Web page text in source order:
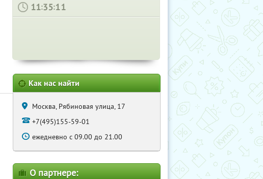
: :
Как нас найти
Москва, Рябиновая улица, 17
+7(495)155-59-01
ежедневно с 09.00 до 21.00
О партнере: